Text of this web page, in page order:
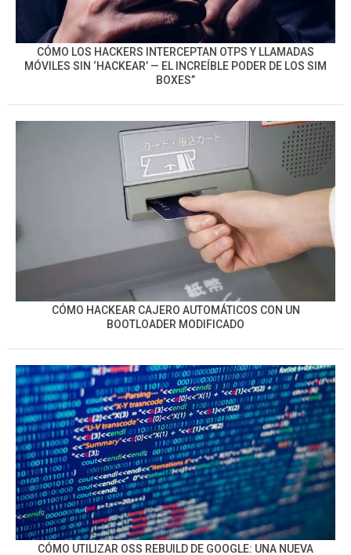
CÓMO LOS HACKERS INTERCEPTAN OTPS Y LLAMADAS
MÓVILES SIN ‘HACKEAR’ — EL INCREÍBLE PODER DE LOS SIM
BOXES”
CÓMO HACKEAR CAJERO AUTOMÁTICOS CON UN
BOOTLOADER MODIFICADO
CÓMO UTILIZAR OSS REBUILD DE GOOGLE: UNA NUEVA